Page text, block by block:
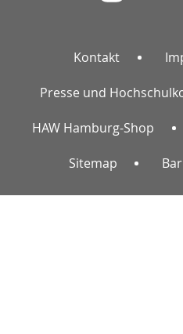
Kontakt
Presse und
HAW Hamburg-Shop
Sitemap